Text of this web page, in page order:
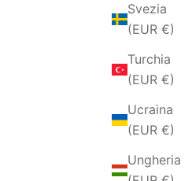
Svezia
(EUR €)
Turchia
(EUR €)
Ucraina
(EUR €)
Ungheria